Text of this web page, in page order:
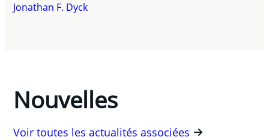
Jonathan F. Dyck
Nouvelles
Voir toutes les actualités associées